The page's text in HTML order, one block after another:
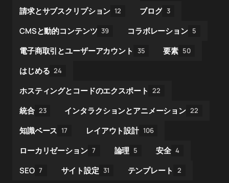
請求とサブスクリプション 12 ブログ 3
CMSと動的コンテンツ 39 コラボレーション 5
電子商取引とユーザーアカウント 35 要素 50
はじめる 24
ホスティングとコードのエクスポート 22
統合 23 インタラクションとアニメーション 22
知識ベース 17 レイアウト設計 106
ローカリゼーション 7 論理 5 安全 4
SEO 7 サイト設定 31 テンプレート 2